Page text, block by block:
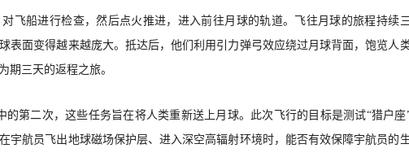
对飞船进行检查，然后点火推进，进入前往月球的轨道。飞往月球的旅程持续
表面变得越来越庞大。抵达后，他们利用引力弹弓效应绕过月球背面，饱览人
期三天的返程之旅。
的第二次，这些任务旨在将人类重新送上月球。此次飞行的目标是测试“猎户座
宇航员飞出地球磁场保护层、进入深空高辐射环境时，能否有效保障宇航员的